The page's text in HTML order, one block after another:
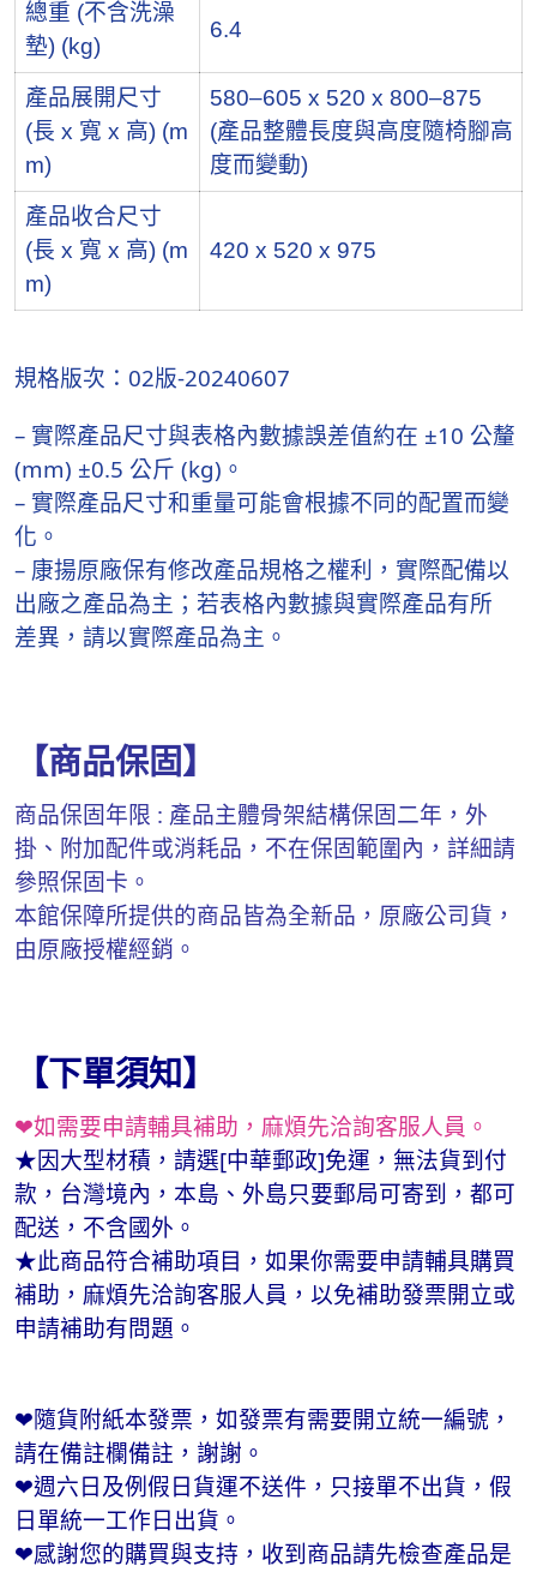
總重 (不含洗澡
墊) (kg)
6.4
產品展開尺寸
(長 x 寬 x 高) (m
m)
580–605 x 520 x 800–875
(產品整體長度與高度隨椅腳高
度而變動)
產品收合尺寸
(長 x 寬 x 高) (m
m)
420 x 520 x 975
規格版次：02版-20240607
– 實際產品尺寸與表格內數據誤差值約在 ±10 公釐
(mm) ±0.5 公斤 (kg)。
– 實際產品尺寸和重量可能會根據不同的配置而變
化。
– 康揚原廠保有修改產品規格之權利，實際配備以
出廠之產品為主；若表格內數據與實際產品有所
差異，請以實際產品為主。
【商品保固】
商品保固年限 : 產品主體骨架結構保固二年，外
掛、附加配件或消耗品，不在保固範圍內，詳細請
參照保固卡。
本館保障所提供的商品皆為全新品，原廠公司貨，
由原廠授權經銷。
【下單須知】
❤如需要申請輔具補助，麻煩先洽詢客服人員。
★因大型材積，請選[中華郵政]免運，無法貨到付
款，台灣境內，本島、外島只要郵局可寄到，都可
配送，不含國外。
★此商品符合補助項目，如果你需要申請輔具購買
補助，麻煩先洽詢客服人員，以免補助發票開立或
申請補助有問題。
❤隨貨附紙本發票，如發票有需要開立統一編號，
請在備註欄備註，謝謝。
❤週六日及例假日貨運不送件，只接單不出貨，假
日單統一工作日出貨。
❤感謝您的購買與支持，收到商品請先檢查產品是